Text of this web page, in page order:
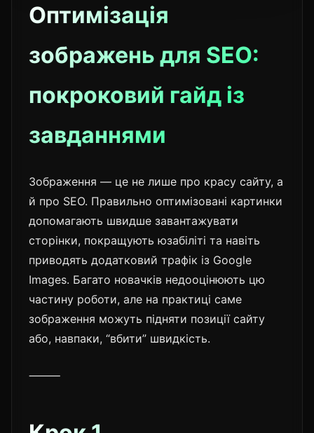
Оптимізація
зображень для SEO:
покроковий гайд із
завданнями
Зображення — це не лише про красу сайту, а
й про SEO. Правильно оптимізовані картинки
допомагають швидше завантажувати
сторінки, покращують юзабіліті та навіть
приводять додатковий трафік із Google
Images. Багато новачків недооцінюють цю
частину роботи, але на практиці саме
зображення можуть підняти позиції сайту
або, навпаки, “вбити” швидкість.
⸻